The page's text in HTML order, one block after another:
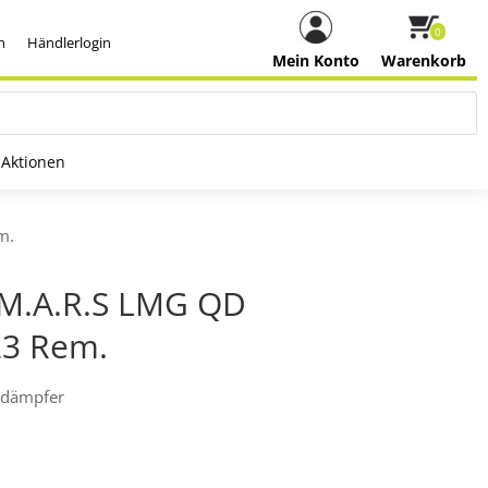
Händlerlogin
Warenkorb
0
Mein Konto
Aktionen
LMG QD
Rem.